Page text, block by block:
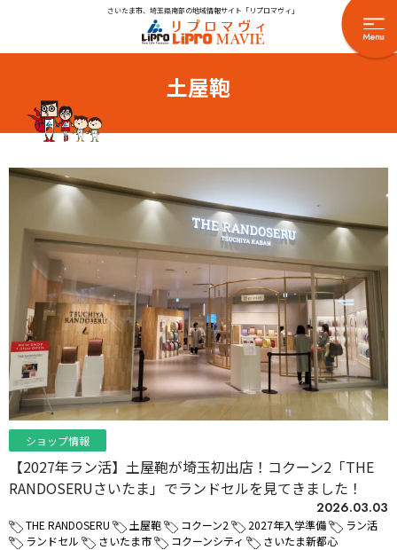
さいたま市、埼玉県南部の地域情報サイト「リプロマヴィ」
土屋鞄
ショップ情報
【2027年ラン活】土屋鞄が埼玉初出店！コクーン2「THE
RANDOSERUさいたま」でランドセルを見てきました！
2026.03.03
THE RANDOSERU 土屋鞄 コクーン2 2027年入学準備
ラン活
ランドセル
さいたま市 コクーンシティ さいたま新都心